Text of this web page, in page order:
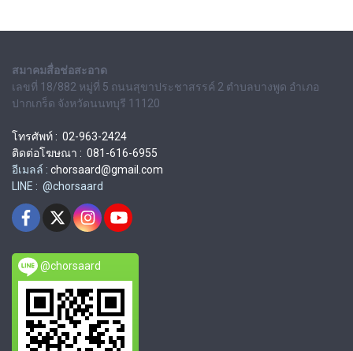
สมาคมสื่อช่อสะอาด
เลขที่ 18/882 หมู่ที่ 5 ถนนสุขาประชาสรรค์ 2 ตำบลบางพูด อำเภอ
ปากเกร็ด จังหวัดนนทบุรี 11120
โทรศัพท์ : 02-963-2424
ติดต่อโฆษณา : 081-616-6955
อีเมลล์ : chorsaard@gmail.com
LINE : @chorsaard
@chorsaard